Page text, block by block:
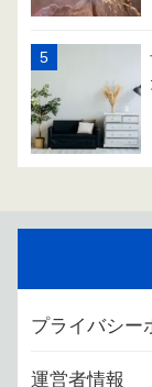
プライバシー
運営者情報